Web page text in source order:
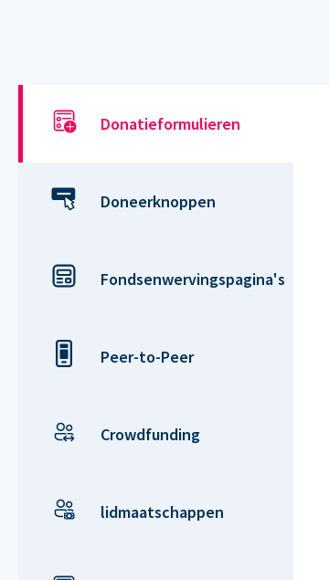
Donatieformulieren
Doneerknoppen
Fondsenwervingspagina's
Peer-to-Peer
Crowdfunding
lidmaatschappen